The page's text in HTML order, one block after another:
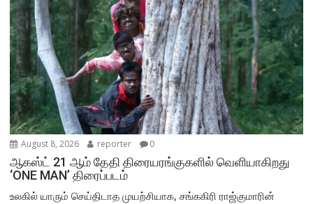
August 8, 2026 reporter 0
ஆகஸ்ட் 21 ஆம் தேதி திரையரங்குகளில் வெளியாகிறது
‘ONE MAN’ திரைப்படம்
உலகில் யாரும் செய்திடாத முயற்சியாக, சங்ககிரி ராஜ்குமாரின்